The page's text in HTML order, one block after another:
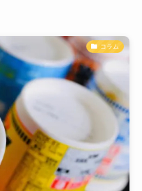
コラム